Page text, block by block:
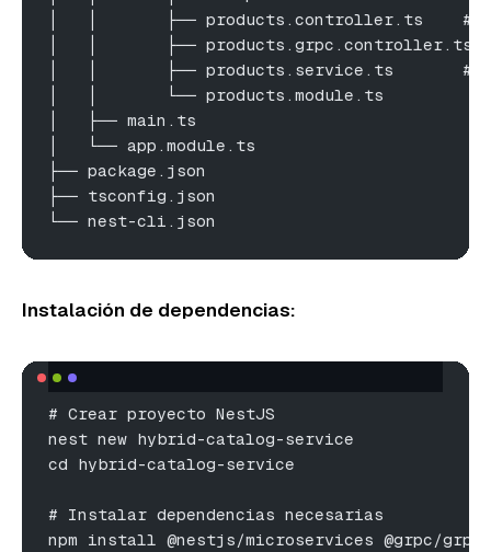
│   │       ├── products.controller.ts    #
│   │       ├── products.grpc.controller.ts #
│   │       ├── products.service.ts       #
│   │       └── products.module.ts
│   ├── main.ts
│   └── app.module.ts
├── package.json
├── tsconfig.json
└── nest-cli.json
Instalación de dependencias:
# Crear proyecto NestJS
nest new hybrid-catalog-service
cd hybrid-catalog-service
# Instalar dependencias necesarias
npm install @nestjs/microservices @grpc/